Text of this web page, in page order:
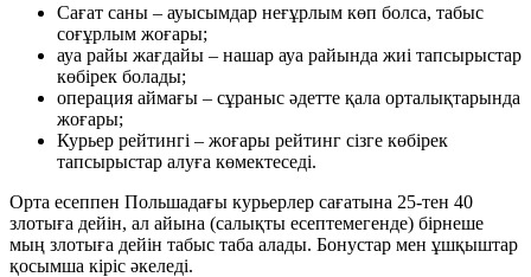
Сағат саны – ауысымдар неғұрлым көп болса, табыс
соғұрлым жоғары;
ауа райы жағдайы – нашар ауа райында жиі тапсырыстар
көбірек болады;
операция аймағы – сұраныс әдетте қала орталықтарында
жоғары;
Курьер рейтингі – жоғары рейтинг сізге көбірек
тапсырыстар алуға көмектеседі.
Орта есеппен Польшадағы курьерлер сағатына 25-тен 40
злотыға дейін, ал айына (салықты есептемегенде) бірнеше
мың злотыға дейін табыс таба алады. Бонустар мен ұшқыштар
қосымша кіріс әкеледі.